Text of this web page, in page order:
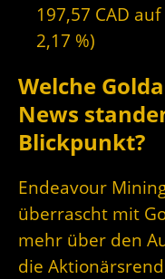
197,57 CAD
2,17 %)
Welche
News
Blickpunkt?
Endeavour Mining
überrascht mit
mehr über den
die